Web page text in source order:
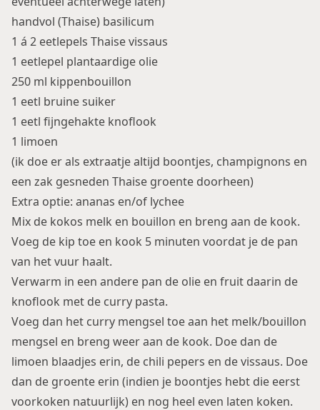
handvol (Thaise) basilicum
1 á 2 eetlepels Thaise vissaus
1 eetlepel plantaardige olie
250 ml kippenbouillon
1 eetl bruine suiker
1 eetl fijngehakte knoflook
1 limoen
(ik doe er als extraatje altijd boontjes, champignons en
een zak gesneden Thaise groente doorheen)
Extra optie: ananas en/of lychee
Mix de kokos melk en bouillon en breng aan de kook.
Voeg de kip toe en kook 5 minuten voordat je de pan
van het vuur haalt.
Verwarm in een andere pan de olie en fruit daarin de
knoflook met de curry pasta.
Voeg dan het curry mengsel toe aan het melk/bouillon
mengsel en breng weer aan de kook. Doe dan de
limoen blaadjes erin, de chili pepers en de vissaus. Doe
dan de groente erin (indien je boontjes hebt die eerst
voorkoken natuurlijk) en nog heel even laten koken.